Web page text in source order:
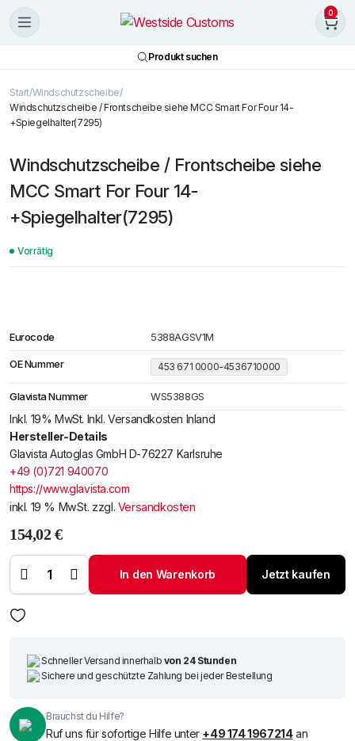
0
Produkt suchen
Start Windschutzscheibe
Windschutzscheibe / Frontscheibe siehe MCC Smart For Four 14-
+Spiegelhalter(7295)
Windschutzscheibe / Frontscheibe siehe
MCC Smart For Four 14-
+Spiegelhalter(7295)
Vorrätig
Eurocode 5388AGSV1M
OE Nummer 453 671 0000-4536710000
Glavista Nummer WS5388GS
Inkl. 19% MwSt. Inkl. Versandkosten Inland
Hersteller-Details
Glavista Autoglas GmbH D-76227 Karlsruhe
+49 (0)721 940070
https://www.glavista.com
inkl. 19 % MwSt. zzgl. Versandkosten
154,02€
Windschutzscheibe /
Frontscheibe siehe
MCC Smart For Four
14-
+Spiegelhalter(7295)
In den Warenkorb Jetzt kaufen
Schneller Versand innerhalb von 24 Stunden
Sichere und geschützte Zahlung bei jeder Bestellung
Brauchst du Hilfe?
Ruf uns für sofortige Hilfe unter +49 174 1967214an